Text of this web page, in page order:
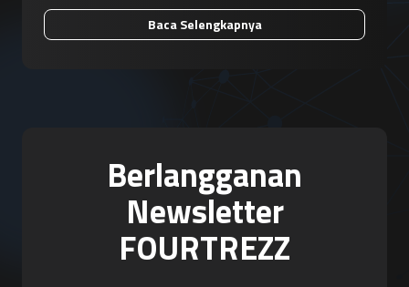
Baca Selengkapnya
Berlangganan
Newsletter
FOURTREZZ